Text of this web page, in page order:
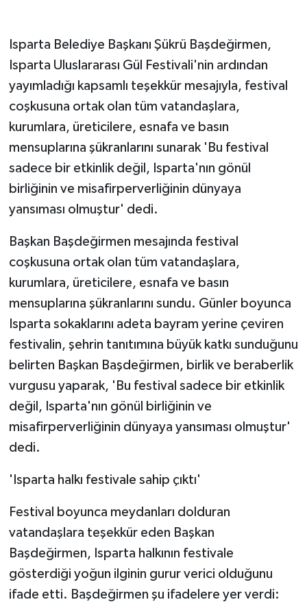
Isparta Belediye Başkanı Şükrü Başdeğirmen,
Isparta Uluslararası Gül Festivali'nin ardından
yayımladığı kapsamlı teşekkür mesajıyla, festival
coşkusuna ortak olan tüm vatandaşlara,
kurumlara, üreticilere, esnafa ve basın
mensuplarına şükranlarını sunarak 'Bu festival
sadece bir etkinlik değil, Isparta'nın gönül
birliğinin ve misafirperverliğinin dünyaya
yansıması olmuştur' dedi.
Başkan Başdeğirmen mesajında festival
coşkusuna ortak olan tüm vatandaşlara,
kurumlara, üreticilere, esnafa ve basın
mensuplarına şükranlarını sundu. Günler boyunca
Isparta sokaklarını adeta bayram yerine çeviren
festivalin, şehrin tanıtımına büyük katkı sunduğunu
belirten Başkan Başdeğirmen, birlik ve beraberlik
vurgusu yaparak, 'Bu festival sadece bir etkinlik
değil, Isparta'nın gönül birliğinin ve
misafirperverliğinin dünyaya yansıması olmuştur'
dedi.
'Isparta halkı festivale sahip çıktı'
Festival boyunca meydanları dolduran
vatandaşlara teşekkür eden Başkan
Başdeğirmen, Isparta halkının festivale
gösterdiği yoğun ilginin gurur verici olduğunu
ifade etti. Başdeğirmen şu ifadelere yer verdi:
HABERDE İNSAN
İNSAN
İş Dünyası
Jandarma
Kadın
MAGAZİN
Otomobil
POLİTİKA
Sağlık
SİYASET
TEKNOLOJİ
Turizm
ÜLKE GÜNDEMİ
YAŞAM